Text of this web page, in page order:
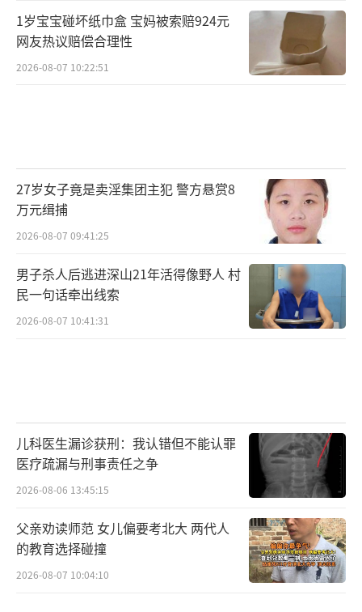
1岁宝宝碰坏纸巾盒 宝妈被索赔924元
网友热议赔偿合理性
2026-08-07 10:22:51
27岁女子竟是卖淫集团主犯 警方悬赏8
万元缉捕
2026-08-07 09:41:25
男子杀人后逃进深山21年活得像野人 村
民一句话牵出线索
2026-08-07 10:41:31
儿科医生漏诊获刑：我认错但不能认罪
医疗疏漏与刑事责任之争
2026-08-06 13:45:15
父亲劝读师范 女儿偏要考北大 两代人
的教育选择碰撞
2026-08-07 10:04:10